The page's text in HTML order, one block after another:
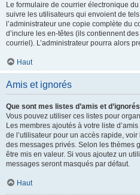
Le formulaire de courrier électronique
suivre les utilisateurs qui envoient de
l’administrateur une copie complète du
d’inclure les en-têtes (ils contiennent
courriel). L’administrateur pourra alors
Haut
Amis et ignorés
Que sont mes listes d’amis et
Vous pouvez utiliser ces listes pour
Les membres ajoutés à votre liste
de l’utilisateur pour un accès rapide,
des messages privés. Selon les thèmes
être mis en valeur. Si vous ajoutez un
messages seront masqués par défaut.
Haut